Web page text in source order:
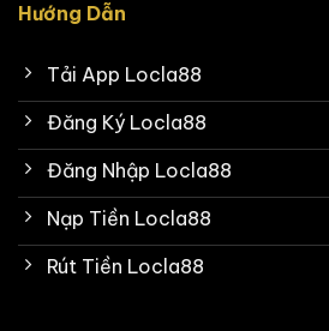
Hướng Dẫn
Tải App Locla88
Đăng Ký Locla88
Đăng Nhập Locla88
Nạp Tiền Locla88
Rút Tiền Locla88